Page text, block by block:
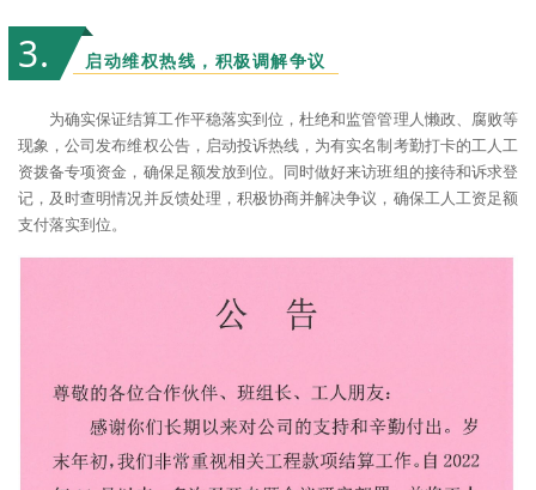
3. 启动维权热线，积极调解争议
为确实保证结算工作平稳落实到位，杜绝和监管管理人懒政、腐败等
现象，公司发布维权公告，启动投诉热线，为有实名制考勤打卡的工人工
资拨备专项资金，确保足额发放到位。同时做好来访班组的接待和诉求登
记，及时查明情况并反馈处理，积极协商并解决争议，确保工人工资足额
支付落实到位。